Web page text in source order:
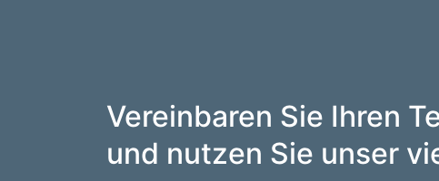
Vereinbaren Sie Ihren
und nutzen Sie unser